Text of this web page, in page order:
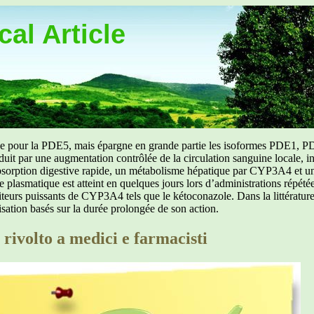
Article
pour la PDE5, mais épargne en grande partie les isoformes PDE1,
par une augmentation contrôlée de la circulation sanguine locale,
digestive rapide, un métabolisme hépatique par CYP3A4 et
est atteint en quelques jours lors d’administrations
puissants de CYP3A4 tels que le kétoconazole. Dans la
basés sur la durée prolongée de son action.
a medici e farmacisti